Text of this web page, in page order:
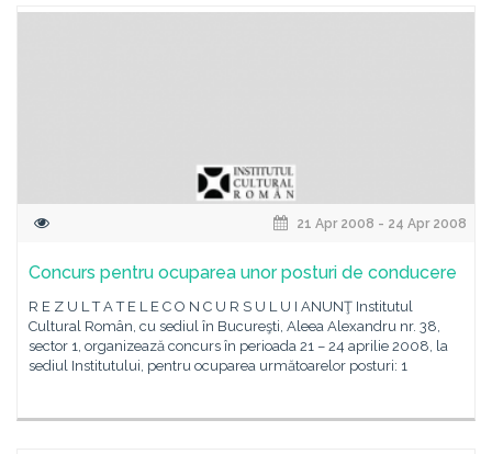
21 Apr 2008 - 24 Apr 2008
Concurs pentru ocuparea unor posturi de conducere
R E Z U L T A T E L E C O N C U R S U L U I ANUNŢ Institutul
Cultural Român, cu sediul în Bucureşti, Aleea Alexandru nr. 38,
sector 1, organizează concurs în perioada 21 – 24 aprilie 2008, la
sediul Institutului, pentru ocuparea următoarelor posturi: 1